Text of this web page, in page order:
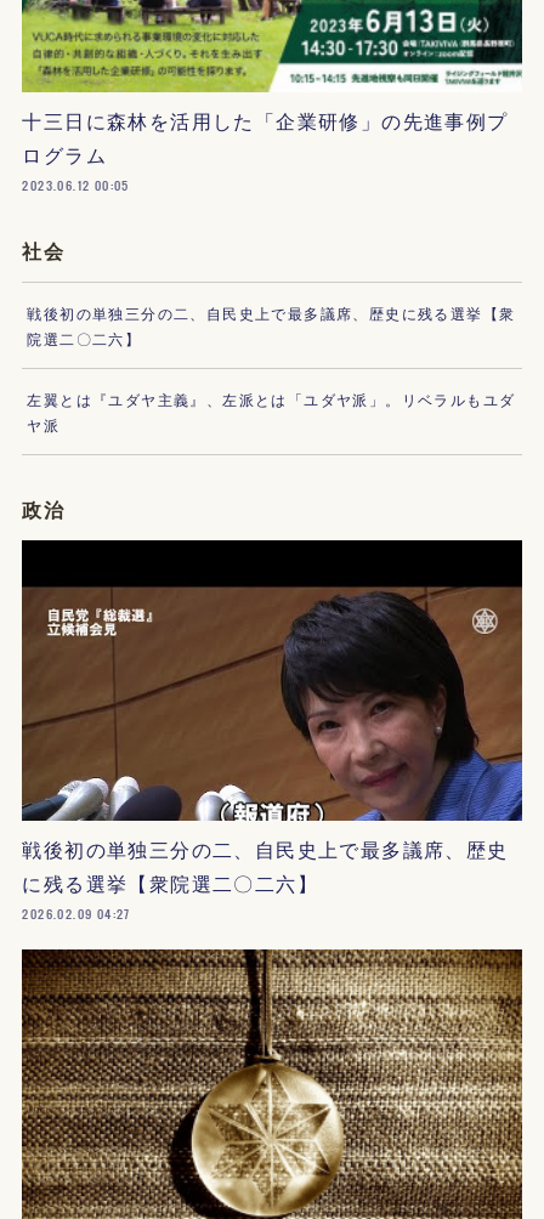
十三日に森林を活用した「企業研修」の先進事例プ
ログラム
2023.06.12 00:05
社会
戦後初の単独三分の二、自民史上で最多議席、歴史に残る選挙【衆
院選二〇二六】
左翼とは『ユダヤ主義』、左派とは「ユダヤ派」。リベラルもユダ
ヤ派
政治
戦後初の単独三分の二、自民史上で最多議席、歴史
に残る選挙【衆院選二〇二六】
2026.02.09 04:27